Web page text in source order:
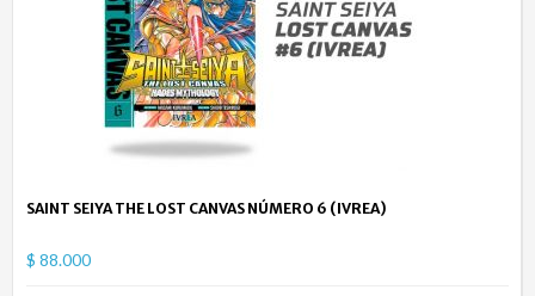
SAINT SEIYA THE LOST CANVAS NÚMERO 6 (IVREA)
$ 88.000